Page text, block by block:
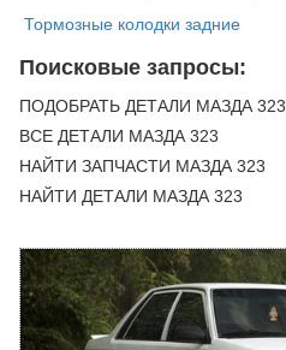
Тормозные колодки задние
Поисковые запросы:
ПОДОБРАТЬ ДЕТАЛИ МАЗДА 323
ВСЕ ДЕТАЛИ МАЗДА 323
НАЙТИ ЗАПЧАСТИ МАЗДА 323
НАЙТИ ДЕТАЛИ МАЗДА 323